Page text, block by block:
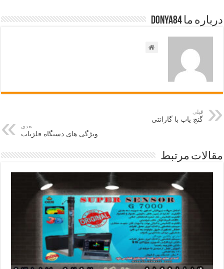
درباره ما Donya84
قبلی
گنج یاب با گارانتی
بعدی
ویژگی های دستگاه فلزیاب
مقالات مرتبط